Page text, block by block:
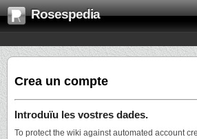
Rosespedia
Crea un compte
Introduïu les vostres dades.
To protect the wiki against automated account